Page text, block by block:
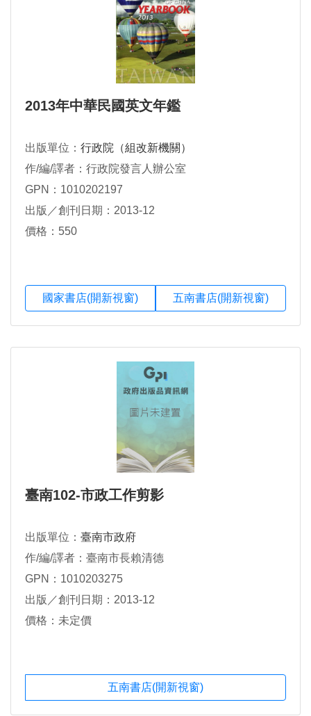
2013年中華民國英文年鑑
出版單位： 行政院（組改新機關）
作/編/譯者：行政院發言人辦公室
GPN：1010202197
出版／創刊日期：2013-12
價格：550
國家書店(開新視窗) 五南書店(開新視窗)
臺南102-市政工作剪影
出版單位： 臺南市政府
作/編/譯者：臺南市長賴清德
GPN：1010203275
出版／創刊日期：2013-12
價格：未定價
五南書店(開新視窗)